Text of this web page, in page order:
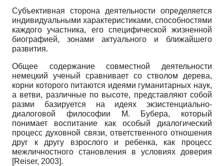
Субъективная сторона деятельности определяется
индивидуальными характеристиками, способностями
каждого участника, его специфической жизненной
биографией, зонами актуального и ближайшего
развития.
Общее содержание совместной деятельности
немецкий ученый сравнивает со стволом дерева,
корни которого питаются идеями гуманитарных наук,
а ветви, различные по высоте, представляют собой
разми базируется на идеях экзистенциально-
диалоговой философии М. Бубера, который
понимает воспитание как особый диалогический
процесс духовной связи, ответственного отношения
друг к другу взрослого и ребенка, как процесс
межличностного становления в условиях доверия
[Reiser, 2003].